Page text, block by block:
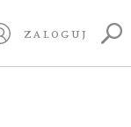
ZALOGUJ